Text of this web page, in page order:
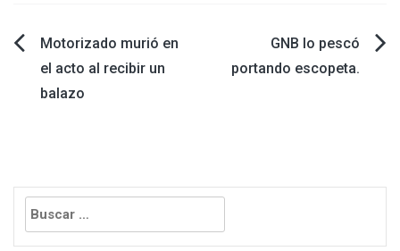
Navegación
de
Motorizado murió en
el acto al recibir un
balazo
GNB lo pescó
portando escopeta.
Buscar: